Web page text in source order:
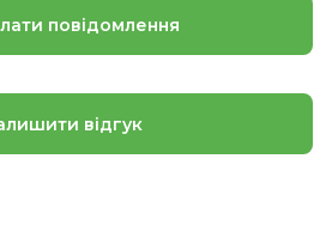
повідомлення
відгук